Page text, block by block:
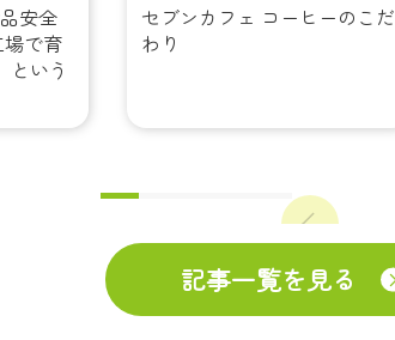
安全
で育
という
セブンカフェ コーヒーのこだ
わり
Previous
記事一覧を見る